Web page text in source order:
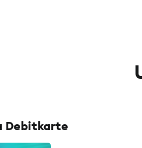
Debitkarte